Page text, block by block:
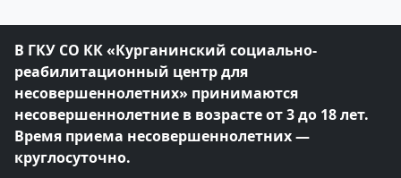
В ГКУ СО КК «Курганинский социально-
реабилитационный центр для
несовершеннолетних» принимаются
несовершеннолетние в возрасте от 3 до 18 лет.
Время приема несовершеннолетних —
круглосуточно.